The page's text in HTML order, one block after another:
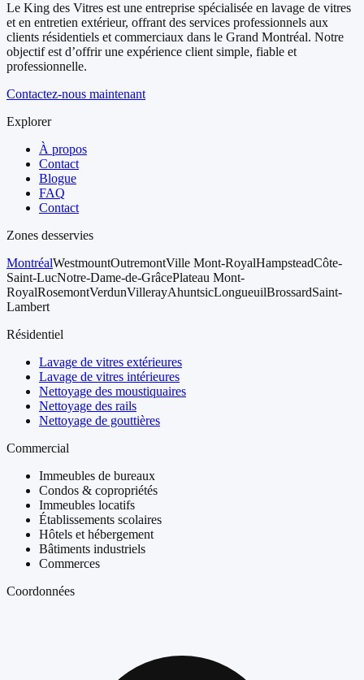
Le King des Vitres est une entreprise spécialisée en lavage de vitres
et en entretien extérieur, offrant des services professionnels aux
clients résidentiels et commerciaux dans le Grand Montréal. Notre
objectif est d’offrir une expérience client simple, fiable et
professionnelle.
Contactez-nous maintenant
Explorer
À propos
Contact
Blogue
FAQ
Contact
Zones desservies
MontréalWestmountOutremontVille Mont-RoyalHampsteadCôte-
Saint-LucNotre-Dame-de-GrâcePlateau Mont-
RoyalRosemontVerdunVillerayAhuntsicLongueuilBrossardSaint-
Lambert
Résidentiel
Lavage de vitres extérieures
Lavage de vitres intérieures
Nettoyage des moustiquaires
Nettoyage des rails
Nettoyage de gouttières
Commercial
Immeubles de bureaux
Condos & copropriétés
Immeubles locatifs
Établissements scolaires
Hôtels et hébergement
Bâtiments industriels
Commerces
Coordonnées